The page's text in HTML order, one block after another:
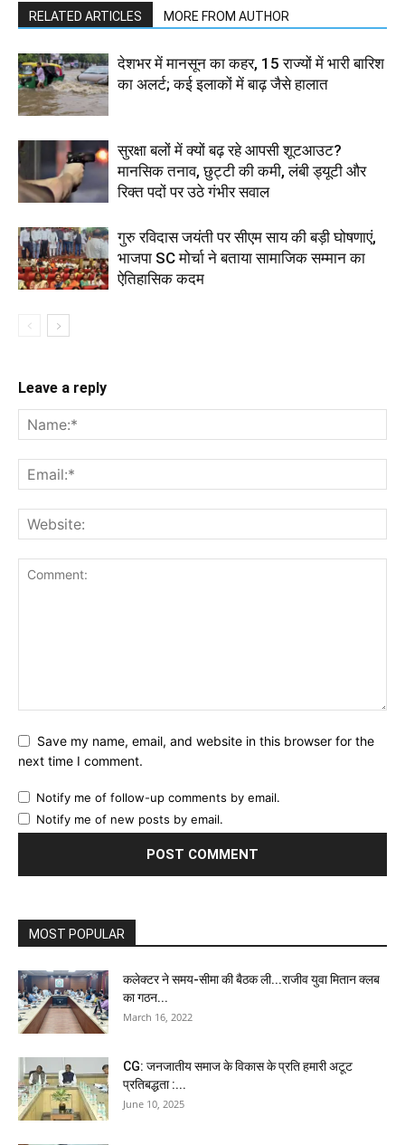
RELATED ARTICLES MORE FROM AUTHOR
देशभर में मानसून का कहर, 15 राज्यों में भारी बारिश
का अलर्ट; कई इलाकों में बाढ़ जैसे हालात
सुरक्षा बलों में क्यों बढ़ रहे आपसी शूटआउट?
मानसिक तनाव, छुट्टी की कमी, लंबी ड्यूटी और
रिक्त पदों पर उठे गंभीर सवाल
गुरु रविदास जयंती पर सीएम साय की बड़ी घोषणाएं,
भाजपा SC मोर्चा ने बताया सामाजिक सम्मान का
ऐतिहासिक कदम
Leave a reply
Save my name, email, and website in this browser for the
next time I comment.
Notify me of follow-up comments by email.
Notify me of new posts by email.
MOST POPULAR
कलेक्टर ने समय-सीमा की बैठक ली...राजीव युवा मितान क्लब
का गठन...
March 16, 2022
CG: जनजातीय समाज के विकास के प्रति हमारी अटूट
प्रतिबद्धता :...
June 10, 2025